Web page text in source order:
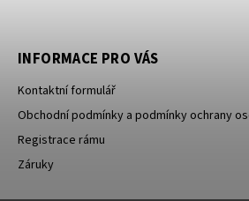
INFORMACE PRO VÁS
Kontaktní formulář
Obchodní podmínky a podmínky ochrany
Registrace rámu
Záruky